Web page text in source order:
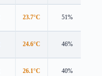
23.7°C 51%
24.6°C 46%
26.1°C 40%